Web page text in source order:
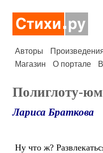
Авторы
Магазин
О портале
Полиглоту-
Лариса Браткова
Ну что ж?